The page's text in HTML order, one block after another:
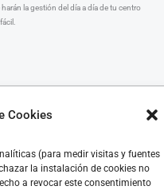
Cookies
(para medir visitas y fuentes
la instalación de cookies no
a revocar este consentimiento
la gestión del día a día de tu centro